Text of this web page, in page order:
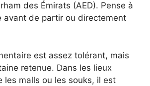
des Émirats (AED). Pense à
avant de partir ou directement
est assez tolérant, mais
retenue. Dans les lieux
les malls ou les souks, il est